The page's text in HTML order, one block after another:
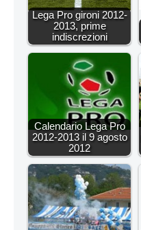
Lega Pro gironi 2012-
2013, prime
indiscrezioni
Calendario Lega Pro
2012-2013 il 9 agosto
2012